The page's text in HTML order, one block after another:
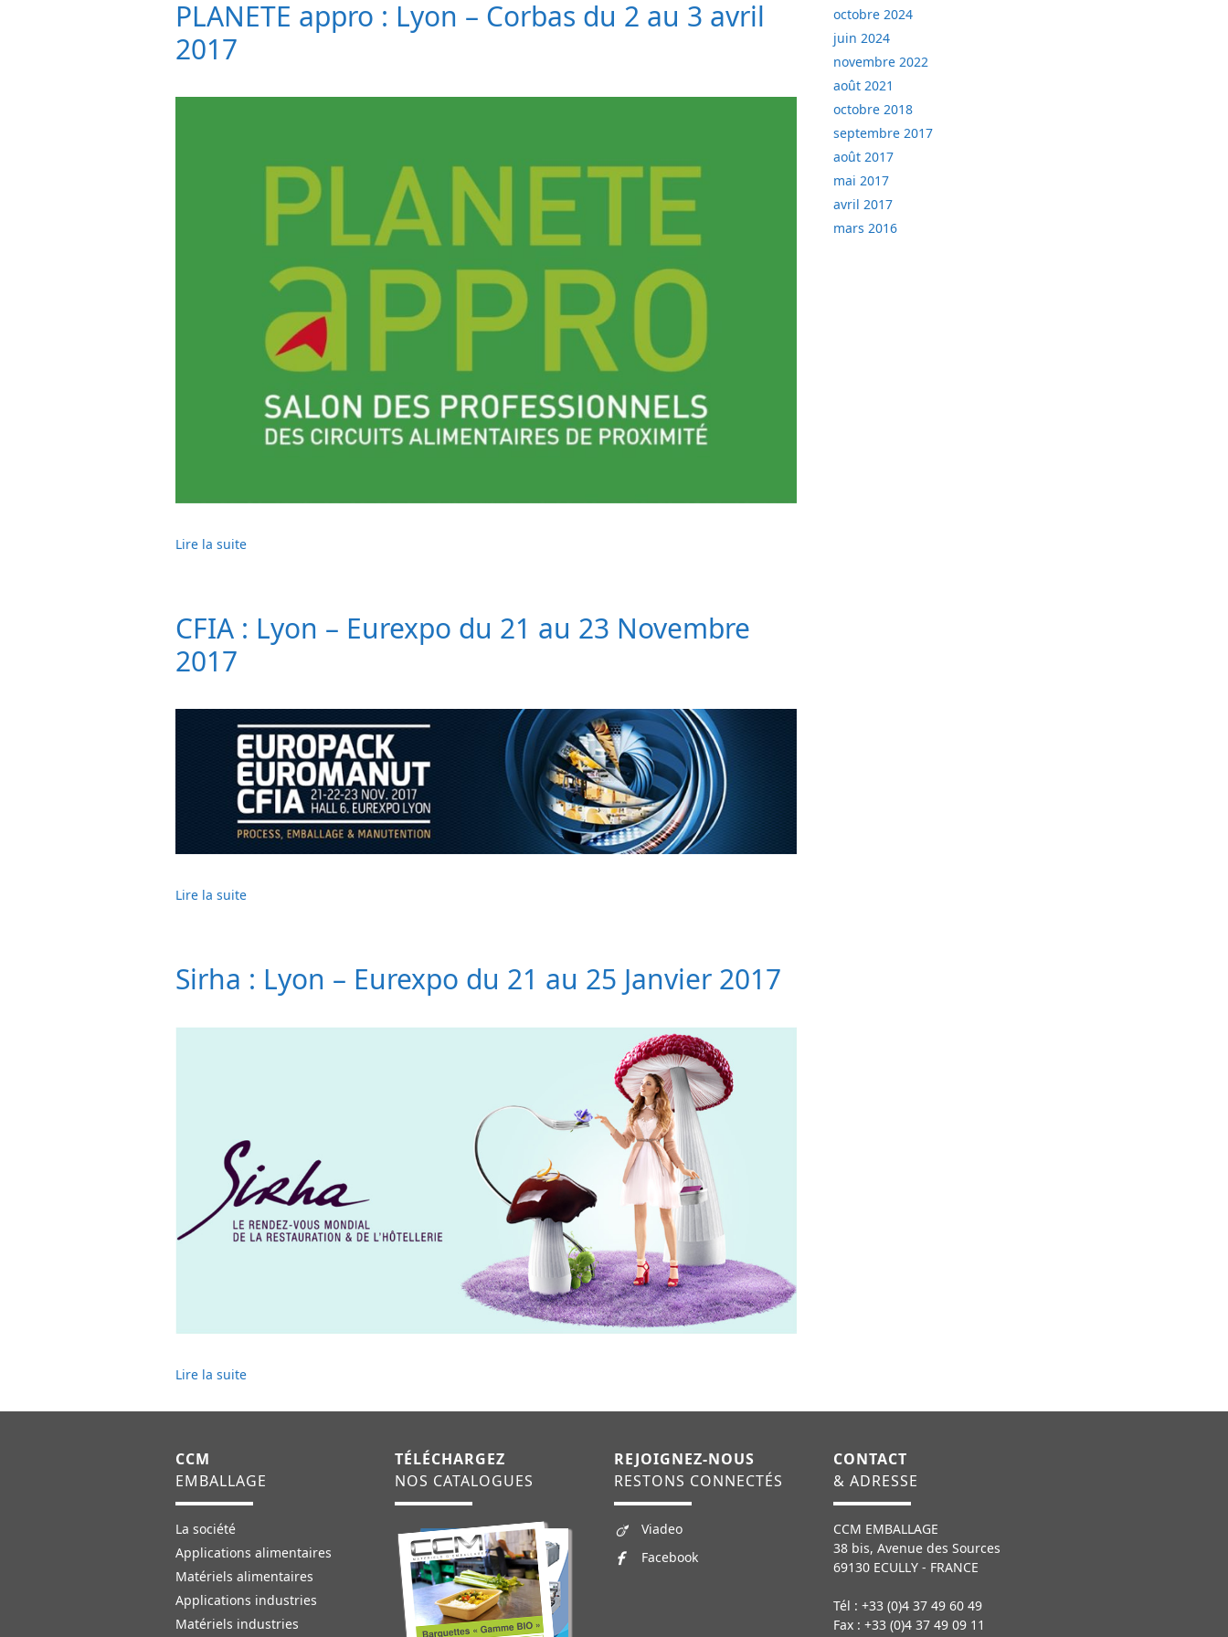
PLANETE appro : Lyon – Corbas du 2 au 3 avril
2017
Lire la suite
CFIA : Lyon – Eurexpo du 21 au 23 Novembre
2017
Lire la suite
Sirha : Lyon – Eurexpo du 21 au 25 Janvier 2017
Lire la suite
octobre 2024
juin 2024
novembre 2022
août 2021
octobre 2018
septembre 2017
août 2017
mai 2017
avril 2017
mars 2016
CCM
EMBALLAGE
La société
Applications alimentaires
Matériels alimentaires
Applications industries
Matériels industries
TÉLÉCHARGEZ
NOS CATALOGUES
REJOIGNEZ-NOUS
RESTONS CONNECTÉS
Viadeo
Facebook
CONTACT
& ADRESSE
CCM EMBALLAGE
38 bis, Avenue des Sources
69130 ECULLY - FRANCE
Tél : +33 (0)4 37 49 60 49
Fax : +33 (0)4 37 49 09 11